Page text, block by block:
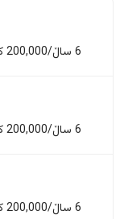
6 ساڵ/200,000 کم
6 ساڵ/200,000 کم
6 ساڵ/200,000 کم